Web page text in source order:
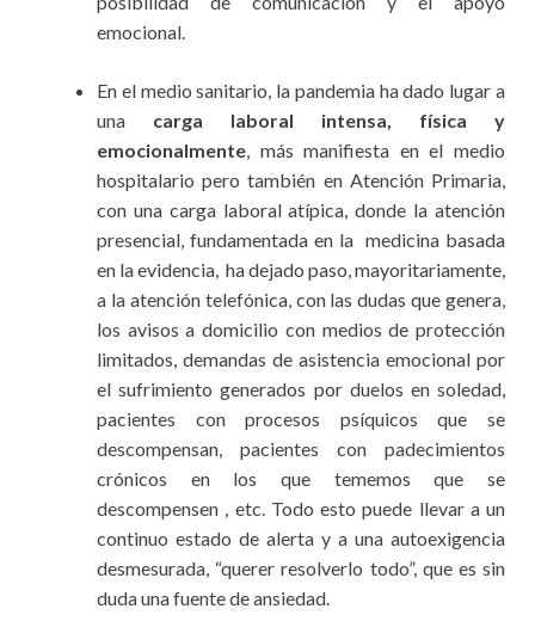
emocional.
En el medio sanitario, la pandemia ha dado lugar a
una carga laboral intensa, física y
emocionalmente, más manifiesta en el medio
hospitalario pero también en Atención Primaria,
con una carga laboral atípica, donde la atención
presencial, fundamentada en la medicina basada
en la evidencia, ha dejado paso, mayoritariamente,
a la atención telefónica, con las dudas que genera,
los avisos a domicilio con medios de protección
limitados, demandas de asistencia emocional por
el sufrimiento generados por duelos en soledad,
pacientes con procesos psíquicos que se
descompensan, pacientes con padecimientos
crónicos en los que tememos que se
descompensen , etc. Todo esto puede llevar a un
continuo estado de alerta y a una autoexigencia
desmesurada, “querer resolverlo todo”, que es sin
duda una fuente de ansiedad.